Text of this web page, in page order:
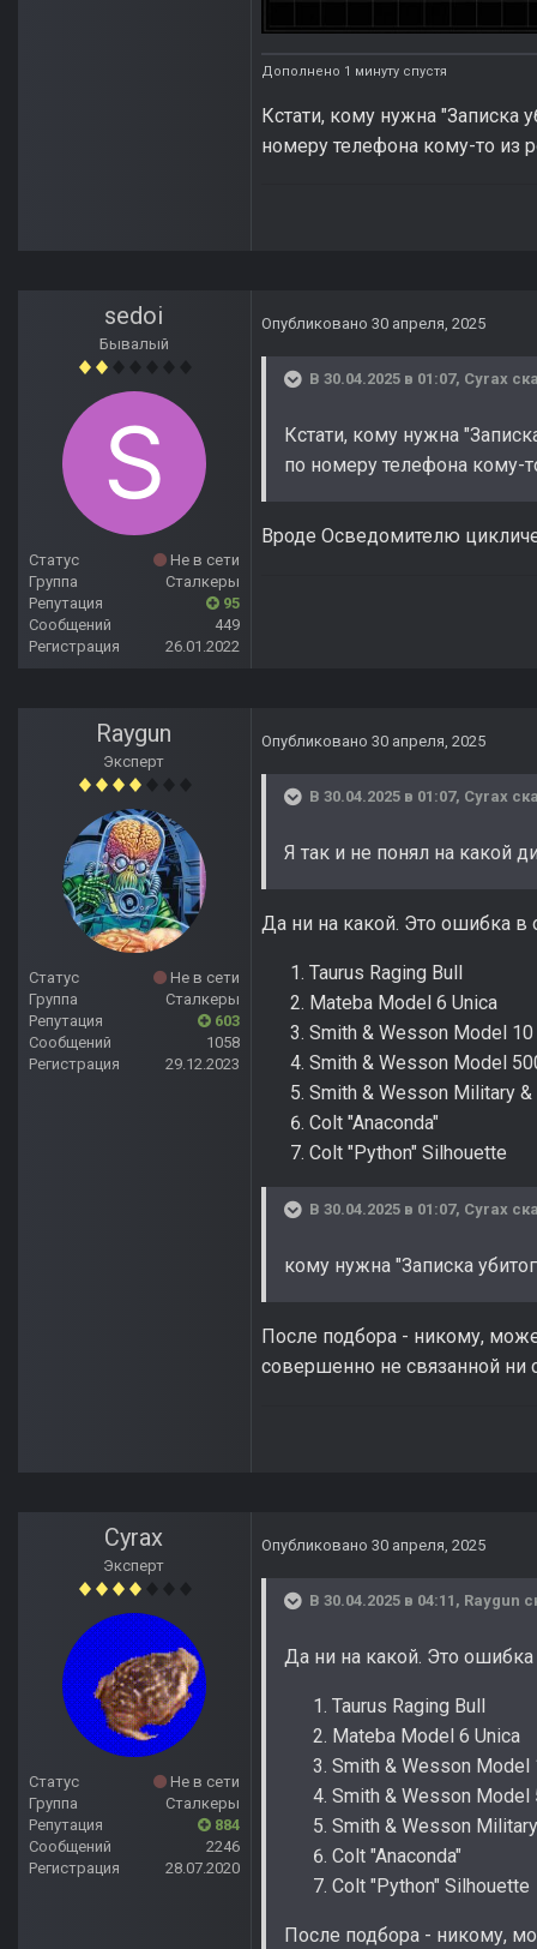
Дополнено 1 минуту спустя
Кстати, кому нужна "Записка
номеру телефона кому-то из
sedoi
Бывалый
Статус
Не в сети
Группа
Сталкеры
Репутация
95
Сообщений
449
Регистрация
26.01.2022
Опубликовано 30 апреля, 2025
В 30.04.2025 в 01:07, Cyrax
Кстати, кому нужна
по номеру телефона кому-
Вроде Осведомителю
Raygun
Эксперт
Статус
Не в сети
Группа
Сталкеры
Репутация
603
Сообщений
1058
Регистрация
29.12.2023
Опубликовано 30 апреля, 2025
В 30.04.2025 в 01:07, Cyrax
Я так и не понял на какой
Да ни на какой. Это ошибка в
Taurus Raging Bull
Mateba Model 6 Unica
Smith & Wesson Model 10
Smith & Wesson Model
Smith & Wesson Military
Colt "Anaconda"
Colt "Python" Silhouette
В 30.04.2025 в 01:07, Cyrax
кому нужна "Записка
После подбора - никому,
совершенно не связанной ни
Cyrax
Эксперт
Статус
Не в сети
Группа
Сталкеры
Репутация
884
Сообщений
2246
Регистрация
28.07.2020
Опубликовано 30 апреля, 2025
В 30.04.2025 в 04:11, Raygun
Да ни на какой. Это ошибка
Taurus Raging Bull
Mateba Model 6 Unica
Smith & Wesson Model
Smith & Wesson Model
Smith & Wesson
Colt "Anaconda"
Colt "Python" Silhouette
После подбора - никому,